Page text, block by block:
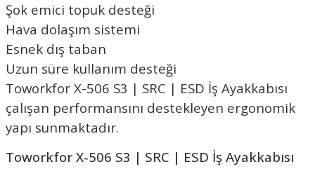
Şok emici topuk desteği
Hava dolaşım sistemi
Esnek dış taban
Uzun süre kullanım desteği
Toworkfor X-506 S3 | SRC | ESD İş Ayakkabısı
çalışan performansını destekleyen ergonomik
yapı sunmaktadır.
Toworkfor X-506 S3 | SRC | ESD İş Ayakkabısı